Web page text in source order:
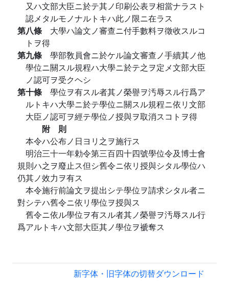
又ハ文部大臣ニ於テ其ノ印刷公表ヲ相當ナラスト
認メタルモノナルトキハ此ノ限ニ在ラス
第八條 大學ハ論文ノ審查ニ付手數料ヲ徵收スルコ
トヲ得
第九條 學部敎員會ニ於ケル論文審查ノ手續其ノ他
學位ニ關スル規程ハ大學ニ於テ之ヲ定メ文部大臣
ノ認可ヲ受クヘシ
第十條 學位ヲ有スル者其ノ榮譽ヲ汚辱スル行爲ア
ルトキハ大學ニ於テ學位ニ關スル規程ニ依リ文部
大臣ノ認可ヲ經テ學位ノ授與ヲ取消スコトヲ得
附 則
本令ハ公布ノ日ヨリ之ヲ施行ス
明治三十一年勅令第三百四十四號學位令及博士會
規則ハ之ヲ廢止ス但シ舊令ニ依リ授與シタル學位ハ
仍其ノ效力ヲ有ス
本令施行前論文ヲ提出シテ學位ヲ請求シタル者ニ
對シテハ舊令ニ依リ學位ヲ授與ス
舊令ニ依ル學位ヲ有スル者其ノ榮譽ヲ汚辱スル行
爲アルトキハ文部大臣其ノ學位ヲ褫奪ス
新字体・旧字体の切替ダウンロード